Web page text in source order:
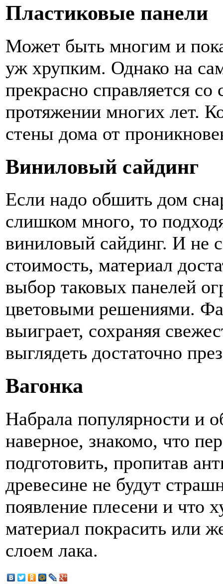
Пластиковые панели
Может быть многим и
уж хрупким. Однако на
прекрасно справляется
протяжении многих лет.
стены дома от
Виниловый сайдинг
Если надо обшить дом
слишком много, то
виниловый сайдинг. И не
стоимость, материал
выбор таковых панелей
цветовыми решениями.
выиграет, сохраняя
выглядеть достаточно
Вагонка
Набрала популярности и
наверное, знакомо, что
подготовить, пропитав
древесине не будут
появление плесени и что
материал покрасить или
слоем лака.